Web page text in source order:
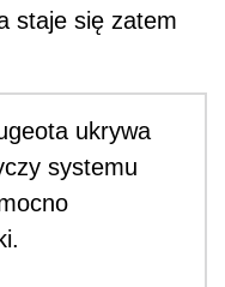
staje się zatem
ukrywa
systemu